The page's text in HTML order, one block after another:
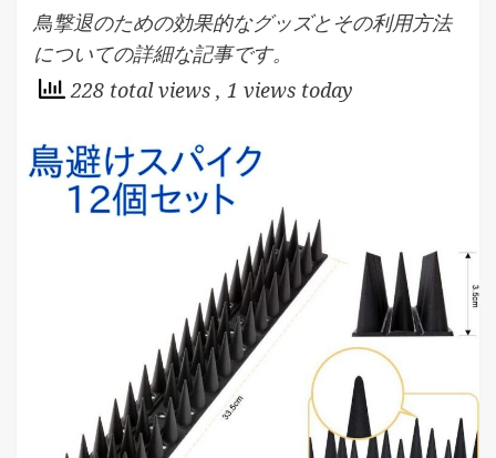
鳥撃退のための効果的なグッズとその利用方法
についての詳細な記事です。
228 total views , 1 views today